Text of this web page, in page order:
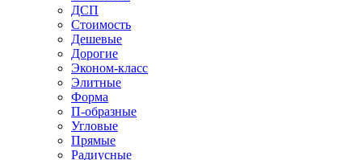
ДСП
Стоимость
Дешевые
Дорогие
Эконом-класс
Элитные
Форма
П-образные
Угловые
Прямые
Радиусные